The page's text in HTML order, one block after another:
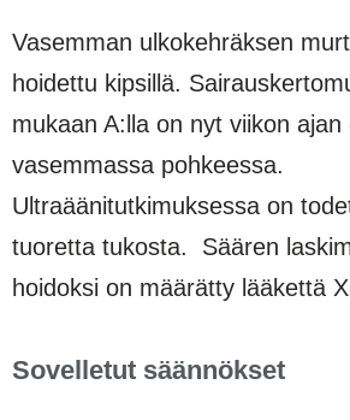
Vasemman ulkokehräksen
hoidettu kipsillä.
mukaan A:lla on nyt viikon
vasemmassa pohkeessa.
Ultraäänitutkimuksessa on
tuoretta tukosta. Säären
hoidoksi on määrätty lääkettä
Sovelletut säännökset